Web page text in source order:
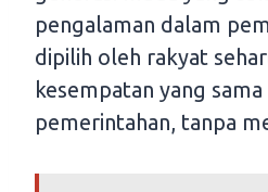
pengalaman dalam
dipilih oleh rakyat
kesempatan yang
pemerintahan, tanpa